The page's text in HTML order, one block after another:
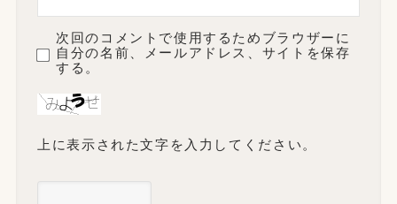
次回のコメントで使用するためブラウザーに
自分の名前、メールアドレス、サイトを保存
する。
上に表示された文字を入力してください。